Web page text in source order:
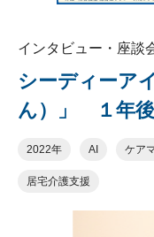
インタビュー・座談
シーディーア
ん）」 １年
2022年 AI ケア
居宅介護支援